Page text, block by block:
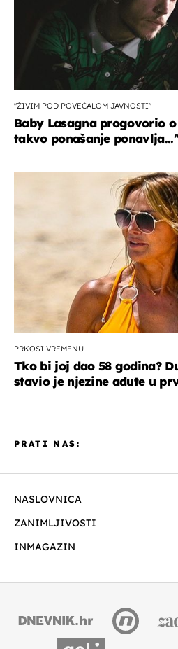
"ŽIVIM POD POVEĆALOM JAVNOSTI"
Baby Lasagna progovorio
takvo ponašanje
PRKOSI VREMENU
Tko bi joj dao 58 godina?
stavio je njezine adute u
NASLOVNICA
ZANIMLJIVOSTI
INMAGAZIN
PRATI NAS: